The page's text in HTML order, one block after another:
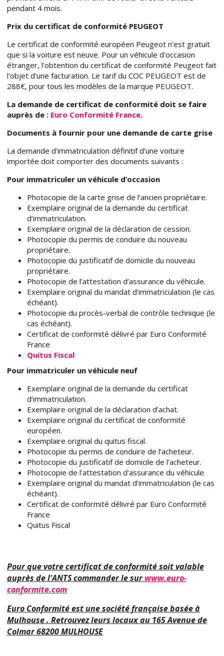
pendant 4 mois.
Prix du certificat de conformité PEUGEOT
Le certificat de conformité européen Peugeot n'est gratuit
que si la voiture est neuve. Pour un véhicule d’occasion
étranger, l’obtention du certificat de conformité Peugeot fait
l'objet d'une facturation. Le tarif du COC PEUGEOT est de
288€, pour tous les modèles de la marque PEUGEOT.
La demande de certificat de conformité doit se faire
auprès de : Euro Conformité France.
Documents à fournir pour une demande de carte grise
La demande d’immatriculation définitif d’une voiture
importée doit comporter des documents suivants :
Pour immatriculer un véhicule d’occasion
Photocopie de la carte grise de l’ancien propriétaire.
Exemplaire original de la demande du certificat
d’immatriculation.
Exemplaire original de la déclaration de cession.
Photocopie du permis de conduire du nouveau
propriétaire.
Photocopie du justificatif de domicile du nouveau
propriétaire.
Photocopie de l’attestation d’assurance du véhicule.
Exemplaire original du mandat d’immatriculation (le cas
échéant).
Photocopie du procès-verbal de contrôle technique (le
cas échéant).
Certificat de conformité délivré par Euro Conformité
France
Quitus Fiscal
Pour immatriculer un véhicule neuf
Exemplaire original de la demande du certificat
d’immatriculation.
Exemplaire original de la déclaration d’achat.
Exemplaire original du certificat de conformité
européen.
Exemplaire original du quitus fiscal.
Photocopie du permis de conduire de l’acheteur.
Photocopie du justificatif de domicile de l’acheteur.
Photocopie de l’attestation d’assurance du véhicule.
Exemplaire original du mandat d’immatriculation (le cas
échéant).
Certificat de conformité délivré par Euro Conformité
France
Quitus Fiscal
Pour que votre certificat de conformité soit valable
auprès de l'ANTS commander le surwww.euro-
conformite.com
Euro Conformité est une société française basée à
Mulhouse . Retrouvez leurs locaux au 165 Avenue de
Colmar 68200 MULHOUSE